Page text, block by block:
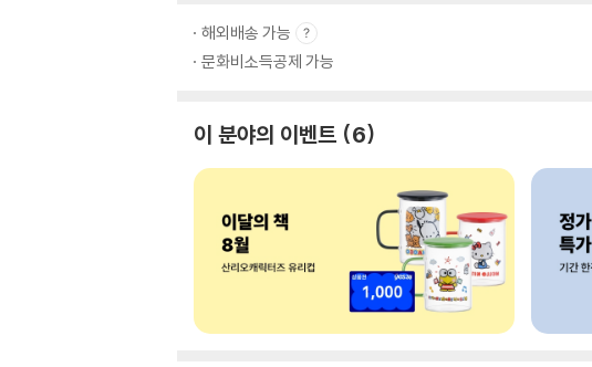
해외배송 가능
문화비소득공제 가능
이 분야의 이벤트 6